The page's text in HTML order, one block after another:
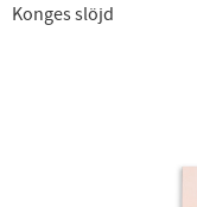
Konges slöjd